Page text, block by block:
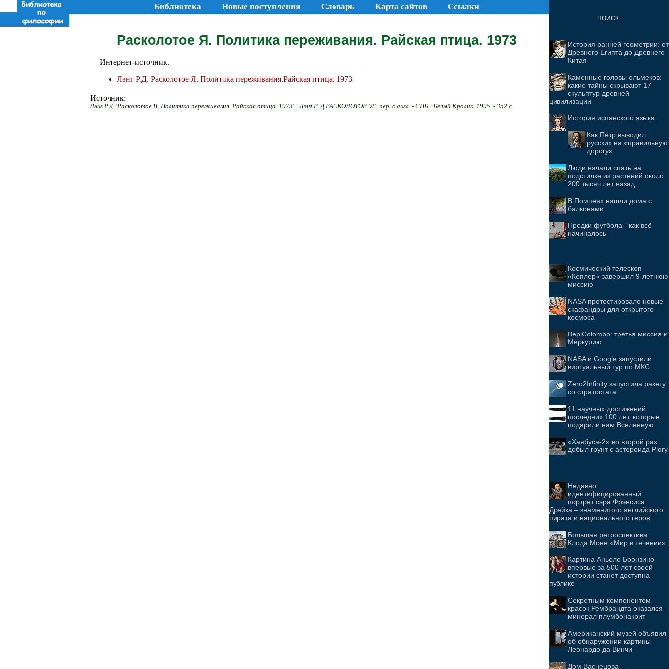
Библиотека Новые поступления Словарь Карта сайтов Ссылки
Расколотое Я. Политика переживания. Райская птица. 1973
Интернет-источник.
Лэнг Р.Д. Расколотое Я. Политика переживания.Райская птица. 1973
Источник:
Лэнг Р.Д. 'Расколотое Я. Политика переживания. Райская птица. 1973' : Лэнг Р. Д.РАСКОЛОТОЕ 'Я': пер. с англ. - СПБ.: Белый Кролик. 1995. - 352 с.
ПОИСК:
История ранней геометрии: от
Древнего Египта до Древнего
Китая
Каменные головы ольмеков:
какие тайны скрывают 17
скульптур древней
цивилизации
История испанского языка
Как Пётр выводил
русских на «правильную
дорогу»
Люди начали спать на
подстилке из растений около
200 тысяч лет назад
В Помпеях нашли дома с
балконами
Предки футбола - как всё
начиналось
Космический телескоп
«Кеплер» завершил 9-летнюю
миссию
NASA протестировало новые
скафандры для открытого
космоса
BepiColombo: третья миссия к
Меркурию
NASA и Google запустили
виртуальный тур по МКС
Zero2Infinity запустила ракету
со стратостата
11 научных достижений
последних 100 лет, которые
подарили нам Вселенную
«Хаябуса-2» во второй раз
добыл грунт с астероида Рюгу
Недавно
идентифицированный
портрет сэра Фрэнсиса
Дрейка – знаменитого английского
пирата и национального героя
Большая ретроспектива
Клода Моне «Мир в течении»
Картина Аньоло Бронзино
впервые за 500 лет своей
истории станет доступна
публике
Секретным компонентом
красок Рембрандта оказался
минерал плумбонакрит
Американский музей объявил
об обнаружении картины
Леонардо да Винчи
Дом Васнецова —